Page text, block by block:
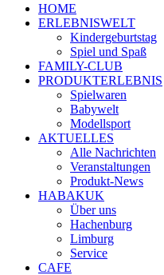
HOME
ERLEBNISWELT
Kindergeburtstag
Spiel und Spaß
FAMILY-CLUB
PRODUKTERLEBNIS
Spielwaren
Babywelt
Modellsport
AKTUELLES
Alle Nachrichten
Veranstaltungen
Produkt-News
HABAKUK
Über uns
Hachenburg
Limburg
Service
CAFE